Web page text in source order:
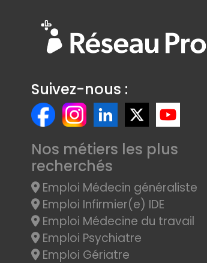
Suivez-nous :
Nos métiers les plus
recherchés
Emploi Médecin généraliste
Emploi Infirmier(e) IDE
Emploi Médecine du travail
Emploi Psychiatre
Emploi Gériatre